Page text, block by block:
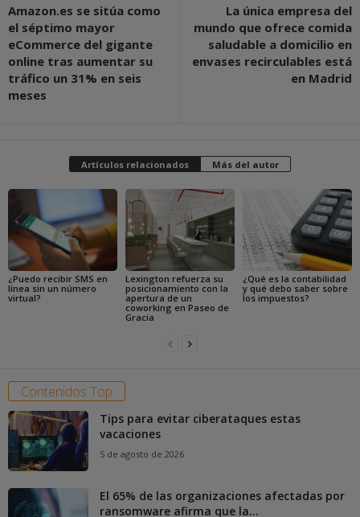
Amazon.es se sitúa como
el séptimo mayor
eCommerce del gigante
online tras aumentar su
tráfico un 31% en seis
meses
La única empresa del
mundo que ofrece comida
saludable a domicilio en
envases recirculables está
en Madrid
Artículos relacionados Más del autor
¿Puedo recibir SMS en
línea sin un número
virtual?
Lexington refuerza su
posicionamiento con la
apertura de un
coworking en Paseo de
Gracia
¿Qué es la contabilidad
y qué debo saber sobre
los impuestos?
Contenidos Top
Tips para evitar ciberataques estas
vacaciones
5 de agosto de 2026
El 65% de las organizaciones afectadas por
ransomware afirma que la...